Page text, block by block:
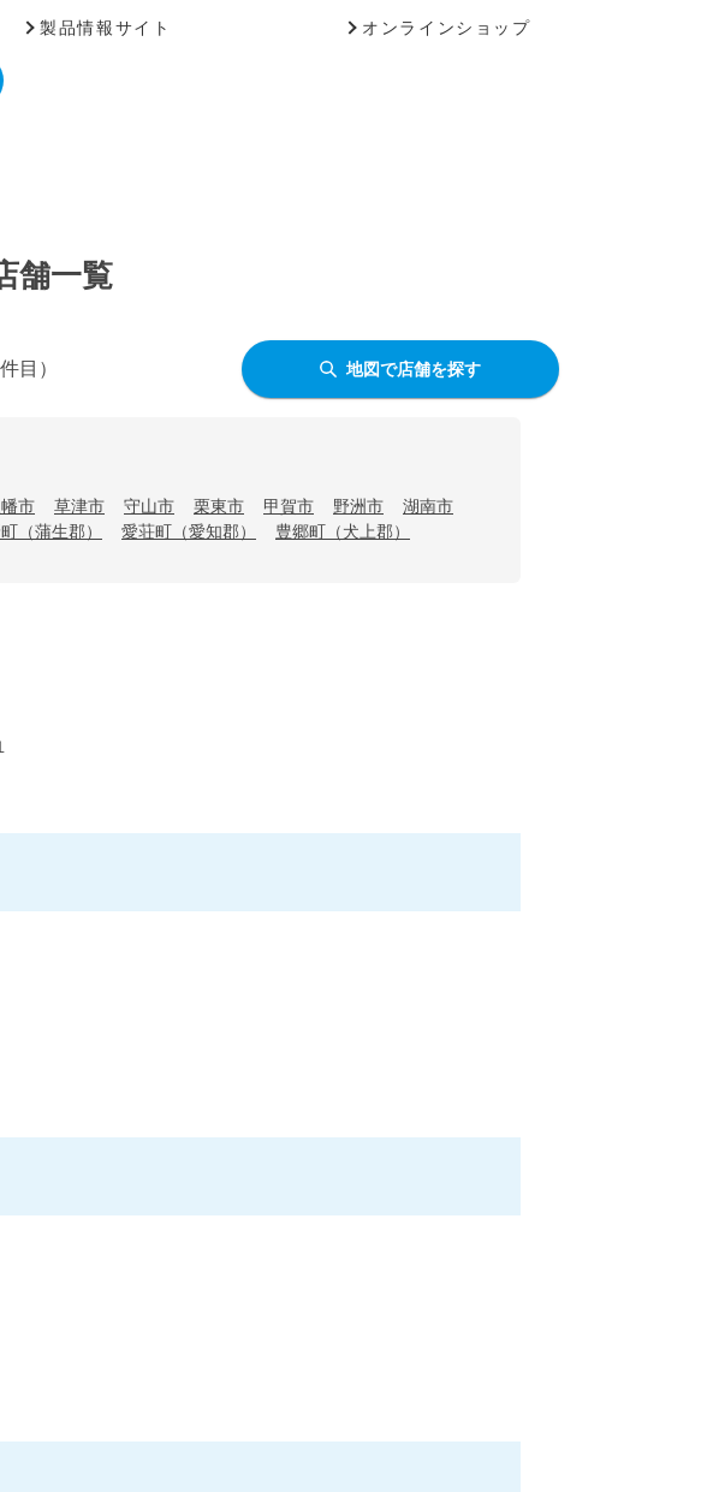
製品情報サイト オンラインショップ
舗一覧
目） 地図で店舗を探す
市 草津市 守山市 栗東市 甲賀市 野洲市
湖南市
（蒲生郡） 愛荘町（愛知郡） 豊郷町（犬上郡）